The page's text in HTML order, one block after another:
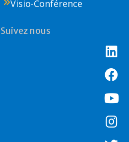
Visio-Conférence
Suivez nous